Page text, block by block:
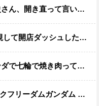
てしまう。全く反省してないと話題に
店ダッシュした客の末路…
焼き肉ってダメなの？????
ティブモード」ほか【11時予約開始】